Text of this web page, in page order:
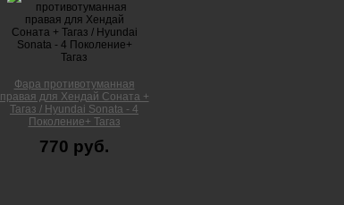
Фара противотуманная
правая для Хендай Соната +
Тагаз / Hyundai Sonata - 4
Поколение+ Тагаз
770 руб.